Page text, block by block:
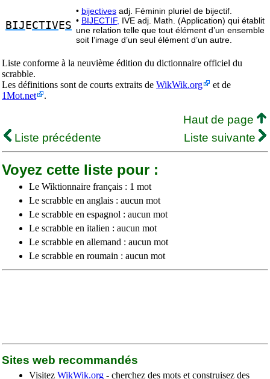
BIJ ECTIVES
• bijectives adj. Féminin pluriel de bijectif.
• BIJECTIF, IVE adj. Math. (Application) qui établit
une relation telle que tout élément d’un ensemble
soit l’image d’un seul élément d’un autre.
Liste conforme à la neuvième édition du dictionnaire officiel du
scrabble.
Les définitions sont de courts extraits de WikWik.org
et de
1Mot.net
.
Haut de page
Liste précédente
Liste suivante
Voyez cette liste pour :
Le Wiktionnaire français : 1 mot
Le scrabble en anglais : aucun mot
Le scrabble en espagnol : aucun mot
Le scrabble en italien : aucun mot
Le scrabble en allemand : aucun mot
Le scrabble en roumain : aucun mot
Sites web recommandés
Visitez WikWik.org - cherchez des mots et construisez des